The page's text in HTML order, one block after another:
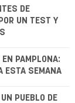
DE
UN TEST Y
PAMPLONA:
ESTA SEMANA
PUEBLO DE